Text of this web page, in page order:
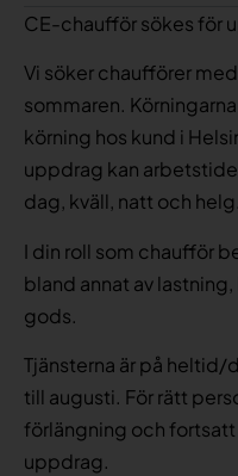
CE-chaufför sökes för
Vi söker chaufförer
sommaren.
körning hos kund i
uppdrag kan
dag, kväll, natt och helg.
I din roll som chaufför
bland annat av
gods.
Tjänsterna är på
till augusti. För rätt
förlängning och
uppdrag.